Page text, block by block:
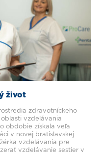
život
zdravotníckeho
vzdelávania
obdobie získala veľa
vzdelávania pre
vzdelávanie sestier v